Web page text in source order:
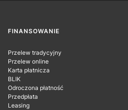
Linki w stopce
FINANSOWANIE
Przelew tradycyjny
Przelew online
Karta płatnicza
BLIK
Odroczona płatność
Przedpłata
Leasing